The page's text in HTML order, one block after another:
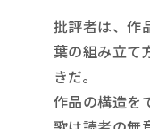
批評者は、作
葉の組み立て
きだ。
作品の構造を